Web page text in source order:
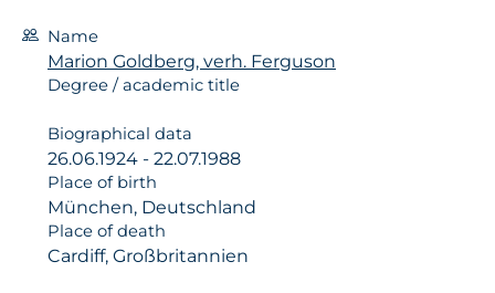
Name
Marion Goldberg, verh. Ferguson
Degree / academic title
Biographical data
26.06.1924 - 22.07.1988
Place of birth
München, Deutschland
Place of death
Cardiff, Großbritannien